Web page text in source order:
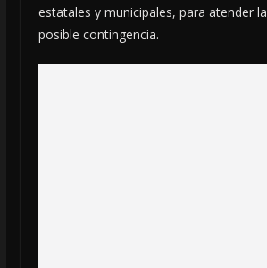
estatales y municipales, para atender la
posible contingencia.